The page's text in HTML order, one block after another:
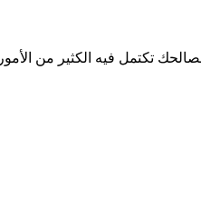
تكتمل فيه الكثير من الأمور